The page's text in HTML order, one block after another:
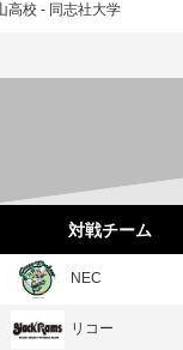
高校 - 同志社大学
対戦チーム
NEC
リコー